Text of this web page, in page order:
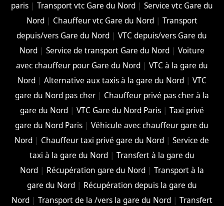
paris| Transport vtc Gare du Nord| Service vtc Gare du
Nord| Chauffeur vtc Gare du Nord| Transport
depuis/vers Gare du Nord |VTC depuis/vers Gare du
Nord| Service de transport Gare du Nord| Voiture
avec chauffeur pour Gare du Nord| VTC à la gare du
Nord| Alternative aux taxis à la gare du Nord| VTC
gare du Nord pas cher| Chauffeur privé pas cher à la
gare du Nord| VTC Gare du Nord Paris| Taxi privé
gare du Nord Paris |Véhicule avec chauffeur gare du
Nord | Chauffeur taxi privé gare du Nord |Service de
taxi à la gare du Nord| Transfert à la gare du
Nord| Récupération gare du Nord| Transport à la
gare du Nord| Récupération depuis la gare du
Nord| Transport de la /vers la gare du Nord| Transfert